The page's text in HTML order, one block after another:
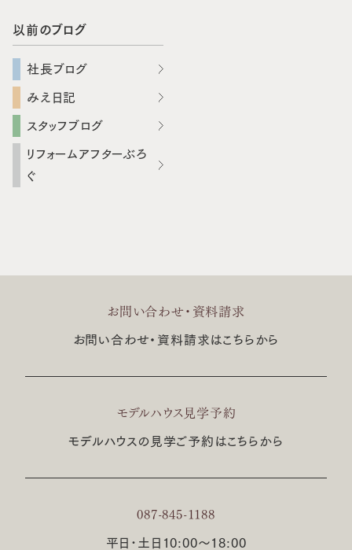
以前のブログ
社長ブログ
みえ日記
スタッフブログ
リフォームアフターぶろ
ぐ
お問い合わせ・資料請求
お問い合わせ・資料請求はこちらから
モデルハウス見学予約
モデルハウスの見学ご予約はこちらから
087-845-1188
平日･土日10:00〜18:00